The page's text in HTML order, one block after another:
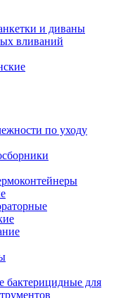
и диваны
вливаний
по уходу
бактерицидные для